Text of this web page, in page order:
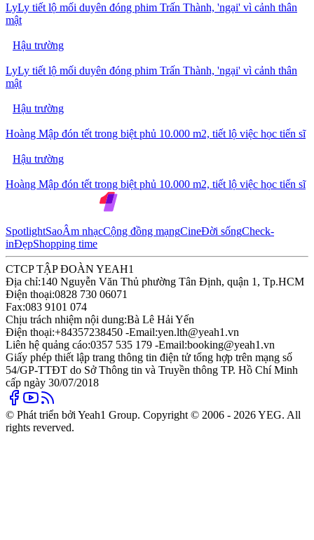
LyLy tiết lộ mối duyên đóng phim Trấn Thành, 'ngại' vì cảnh thân
mật
Hậu trường
LyLy tiết lộ mối duyên đóng phim Trấn Thành, 'ngại' vì cảnh thân
mật
Hậu trường
Hoàng Mập đón tết trong biệt phủ 10.000 m2, tiết lộ việc học tiến sĩ
Hậu trường
Hoàng Mập đón tết trong biệt phủ 10.000 m2, tiết lộ việc học tiến sĩ
SpotlightSaoÂm nhạcCộng đồng mạngCineĐời sốngCheck-
inĐẹpShopping time
CTCP TẬP ĐOÀN YEAH1
Địa chỉ:140 Nguyễn Văn Thủ phường Tân Định, quận 1, Tp.HCM
Điện thoại:0828 730 06071
Fax:083 9101 074
Chịu trách nhiệm nội dung:Bà Lê Hải Yến
Điện thoại:+84357238450 -Email:yen.lth@yeah1.vn
Liên hệ quảng cáo:0357 535 179 -Email:booking@yeah1.vn
Giấy phép thiết lập trang thông tin điện tử tổng hợp trên mạng số
54/GP-TTĐT do Sở Thông tin và Truyền thông TP. Hồ Chí Minh
cấp ngày 30/07/2018
© Phát triển bởi Yeah1 Group. Copyright © 2006 - 2026 YEG. All
rights reverved.